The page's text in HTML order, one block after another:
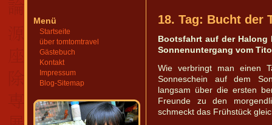
Menü
Startseite
über tomtomtravel
Gästebuch
Kontakt
Impressum
Blog-Sitemap
18. Tag: Bucht der
Bootsfahrt auf der
Sonnenuntergang vom
Wie verbringt man einen
Sonneschein auf dem
langsam über die ersten
Freunde zu den
schmeckt das Frühstück